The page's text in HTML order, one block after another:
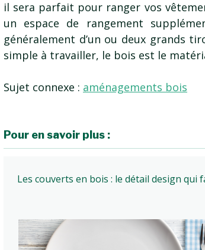
il sera parfait pour ranger vos
un espace de rangement
généralement d’un ou deux grands
simple à travailler, le bois est le
Sujet connexe : aménagements bois
Pour en savoir plus :
Les couverts en bois : le détail design qui